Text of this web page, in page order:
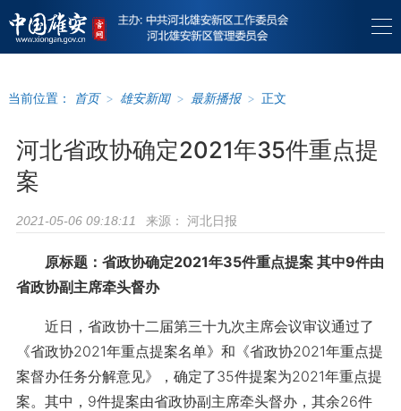
当前位置： 首页 > 雄安新闻 > 最新播报 > 正文
河北省政协确定2021年35件重点提
案
2021-05-06 09:18:11 来源： 河北日报
原标题：省政协确定2021年35件重点提案 其中9件由
省政协副主席牵头督办
近日，省政协十二届第三十九次主席会议审议通过了
《省政协2021年重点提案名单》和《省政协2021年重点提
案督办任务分解意见》，确定了35件提案为2021年重点提
案。其中，9件提案由省政协副主席牵头督办，其余26件